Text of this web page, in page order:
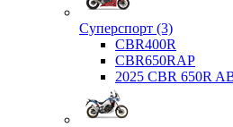
Суперспорт (3)
CBR400R
CBR650RAP
2025 CBR 650R